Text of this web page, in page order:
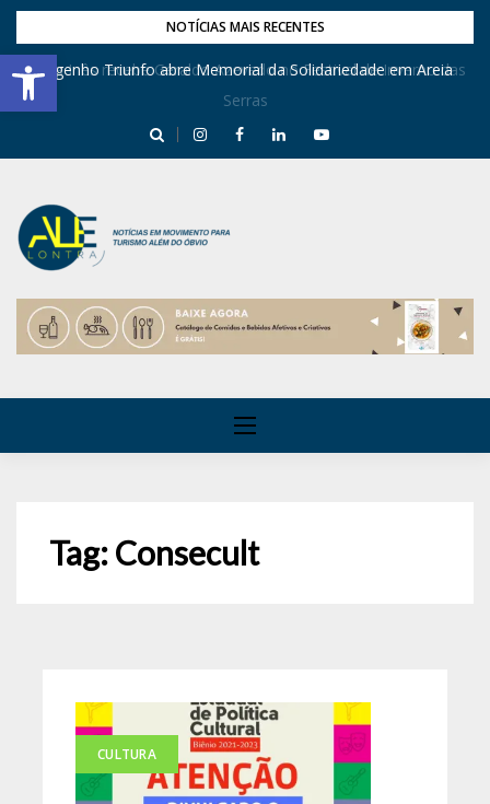
Barra de Ferramentas Aberta
NOTÍCIAS MAIS RECENTES
Dona Inês recebe Geraldo Azevedo no Festival de Inverno das
Serras
Engenho Triunfo abre Memorial da Solidariedade em Areia
Tag:Consecult
CULTURA